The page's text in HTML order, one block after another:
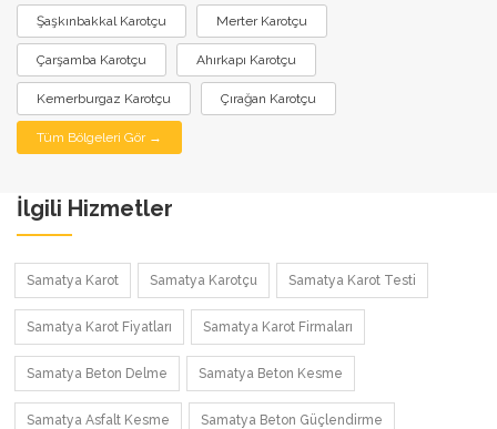
Şaşkınbakkal Karotçu Merter Karotçu
Çarşamba Karotçu Ahırkapı Karotçu
Kemerburgaz Karotçu Çırağan Karotçu
Tüm Bölgeleri Gör →
İlgili Hizmetler
Samatya Karot Samatya Karotçu Samatya Karot Testi
Samatya Karot Fiyatları Samatya Karot Firmaları
Samatya Beton Delme Samatya Beton Kesme
Samatya Asfalt Kesme Samatya Beton Güçlendirme